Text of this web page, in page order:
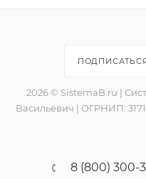
2026 © SistemaB.ru |
Васильевич | ОГРНИП:
8 (800) 300-